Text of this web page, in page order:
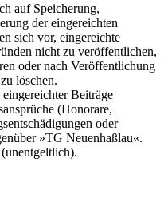
auf Speicherung,
der eingereichten
sich vor, eingereichte
nicht zu veröffentlichen,
oder nach Veröffentlichung
löschen.
Beiträge
(Honorare,
oder
»TG Neuenhaßlau«.